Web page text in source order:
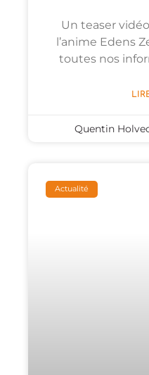
Un teaser
l’anime Edens
toutes nos
Quentin
Actualité